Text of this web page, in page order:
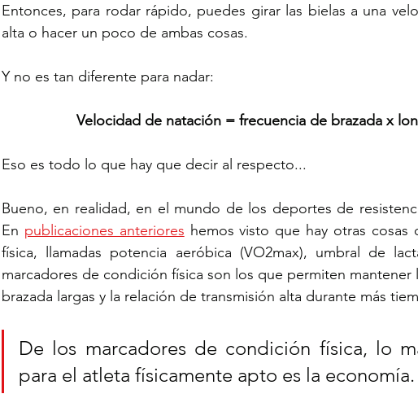
Entonces, para rodar rápido, puedes girar las bielas a una
alta o hacer un poco de ambas cosas.
Y no es tan diferente para nadar:
Velocidad de natación = frecuencia de brazada x
Eso es todo lo que hay que decir al respecto...
Bueno, en realidad, en el mundo de los deportes de
En publicaciones anteriores hemos visto que hay otras cosas
física, llamadas potencia aeróbica (VO2max), umbral de
marcadores de condición física son los que permiten mantener
brazada largas y la relación de transmisión alta durante más
De los marcadores de condición física, lo
para el atleta físicamente apto es la economía.